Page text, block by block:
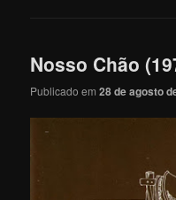
Nosso Chão
Publicado em28 de agosto